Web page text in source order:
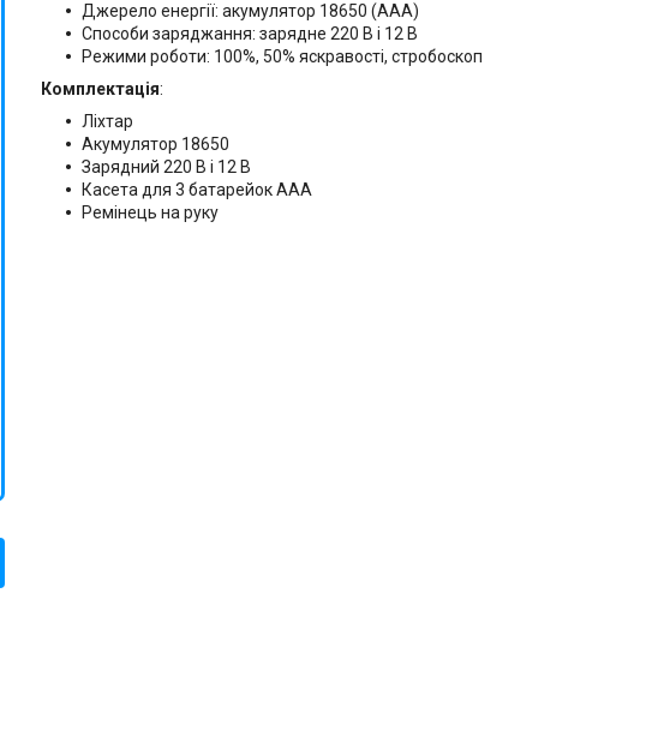
Джерело енергії: акумулятор 18650 (AAA)
Cпособи заряджання: зарядне 220 В і 12 В
Режими роботи: 100%, 50% яскравості, стробоскоп
Комплектація:
Ліхтар
Акумулятор 18650
Зарядний 220 В і 12 В
Касета для 3 батарейок AAA
Ремінець на руку